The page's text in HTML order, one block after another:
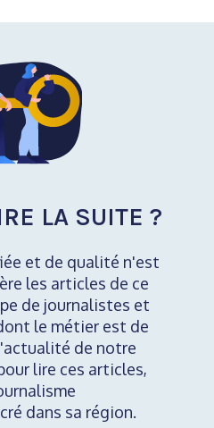
LA SUITE ?
et de qualité n'est
les articles de ce
de journalistes et
le métier est de
de notre
lire ces articles,
dans sa région.